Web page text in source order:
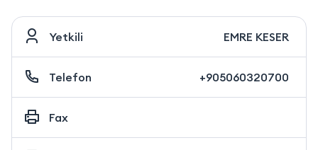
Yetkili EMRE KESER
Telefon +905060320700
Fax